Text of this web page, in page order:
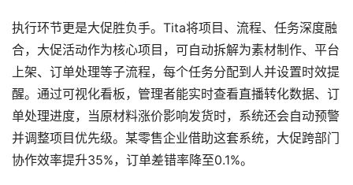
执行环节更是大促胜负手。Tita将项目、流程、任务深度融
合，大促活动作为核心项目，可自动拆解为素材制作、平台
上架、订单处理等子流程，每个任务分配到人并设置时效提
醒。通过可视化看板，管理者能实时查看直播转化数据、订
单处理进度，当原材料涨价影响发货时，系统还会自动预警
并调整项目优先级。某零售企业借助这套系统，大促跨部门
协作效率提升35%，订单差错率降至0.1%。